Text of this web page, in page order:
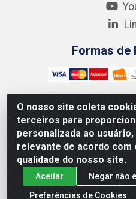
O nosso site coleta
terceiros para
personalizada ao
relevante de acordo
qualidade do nosso site.
Aceitar
Negar não
Preferências de Cookies
Formas de
Kgmlan Distribuidora LTDA -
Rua Pedro de Barros
- CEP